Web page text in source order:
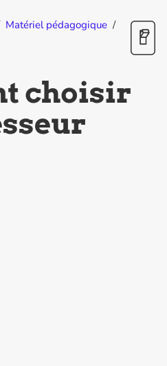
Matériel pédagogique /
choisir